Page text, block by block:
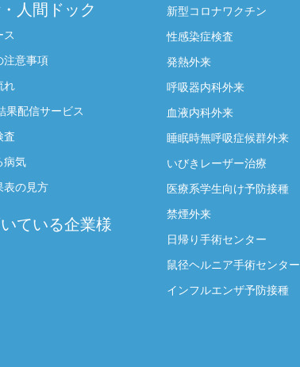
人間ドック
ス
注意事項
れ
果配信サービス
査
病気
表の見方
ている企業様
新型コロナワクチン
性感染症検査
発熱外来
呼吸器内科外来
血液内科外来
睡眠時無呼吸症候群外来
いびきレーザー治療
医療系学生向け予防接種
禁煙外来
日帰り手術センター
鼠径ヘルニア手術センター
インフルエンザ予防接種